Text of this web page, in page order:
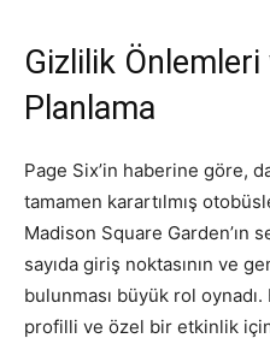
Gizlilik
Planlama
Page Six’in haberine göre,
tamamen karartılmış
Madison Square Garden’ın
sayıda giriş noktasının ve
bulunması büyük rol
profilli ve özel bir etkinlik